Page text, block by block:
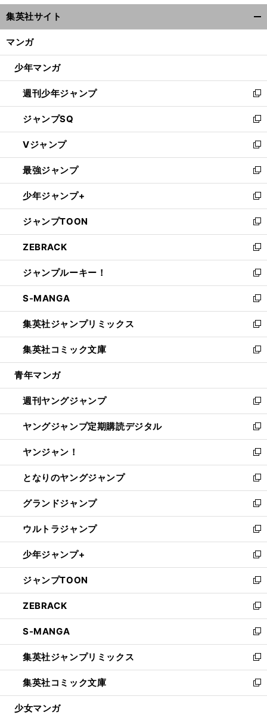
ウ
ィ
ン
ウ
開
く
集英社サイト
マンガ
少年マンガ
週刊少年ジャンプ
新
し
い
ウ
ィ
ン
ド
ウ
で
開
く
ジャンプSQ
新
し
い
ウ
ィ
ン
ド
ウ
で
開
く
Vジャンプ
新
し
い
ウ
ィ
ン
ド
ウ
で
開
く
最強ジャンプ
新
し
い
ウ
ィ
ン
ド
ウ
で
開
く
少年ジャンプ+
新
し
い
ウ
ィ
ン
ド
ウ
で
開
く
ジャンプTOON
新
し
い
ウ
ィ
ン
ド
ウ
で
開
く
ZEBRACK
新
し
い
ウ
ィ
ン
ド
ウ
で
開
ジャンプルーキー！
新
し
い
ウ
ィ
ン
ド
ウ
開
く
S-MANGA
新
し
い
ウ
ィ
ン
ウ
で
開
く
集英社ジャンプリミックス
新
し
い
ウ
ン
ド
ウ
で
開
く
集英社コミック文庫
新
し
ウ
ィ
ン
ド
ウ
で
開
く
青年マンガ
週刊ヤングジャンプ
新
し
い
ウ
ィ
ン
ド
ウ
で
開
く
ヤングジャンプ定期購読デジタル
新
し
い
ウ
ィ
ン
ド
ウ
で
開
く
ヤンジャン！
新
し
い
ウ
ィ
ン
ド
ウ
で
開
く
となりのヤングジャンプ
新
し
い
ウ
ィ
ン
ド
ウ
で
開
く
グランドジャンプ
新
し
い
ウ
ィ
ン
ド
ウ
で
開
く
ウルトラジャンプ
新
し
い
ウ
ィ
ン
ド
ウ
で
開
く
少年ジャンプ+
新
し
い
ウ
ィ
ン
ド
ウ
で
開
く
ジャンプTOON
新
し
い
ウ
ィ
ン
ド
ウ
で
開
ZEBRACK
新
し
い
ウ
ィ
ン
ド
ウ
S-MANGA
新
し
い
ウ
ィ
ン
集英社ジャンプリミックス
新
し
い
ウ
集英社コミック文庫
新
し
少女マンガ